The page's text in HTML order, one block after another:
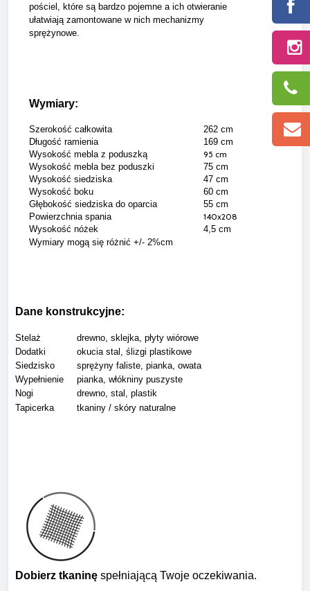
pościel, które są bardzo pojemne a ich otwieranie
ułatwiają zamontowane w nich mechanizmy
sprężynowe.
Wymiary:
Szerokość całkowita
262 cm
Długość ramienia
169 cm
Wysokość mebla z poduszką
95 cm
Wysokość mebla bez poduszki
75 cm
Wysokość siedziska
47 cm
Wysokość boku
60 cm
Głębokość siedziska do oparcia
55 cm
Powierzchnia spania
140x208
Wysokość nóżek
4,5 cm
Wymiary mogą się różnić +/- 2%cm
Dane konstrukcyjne:
Stelaż
drewno, sklejka, płyty wiórowe
Dodatki
okucia stal, ślizgi plastikowe
Siedzisko
sprężyny faliste, pianka, owata
Wypełnienie
pianka, włókniny puszyste
Nogi
drewno, stal, plastik
Tapicerka
tkaniny / skóry naturalne
Dobierz tkaninę spełniającą Twoje oczekiwania.